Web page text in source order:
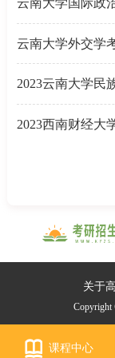
云南大学外交学
关于
Copyright
课程中心